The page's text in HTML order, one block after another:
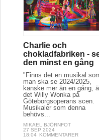
Charlie och
chokladfabriken -
den minst en gång
"Finns det en musikal
man ska se 2024/2025,
kanske mer än en gång,
det Willy Wonka på
Göteborgsoperans scen.
Musikaler som denna
behövs...
MIKAEL BJÖRNFOT
27 SEP 2024
18:04
KOMMENTARER